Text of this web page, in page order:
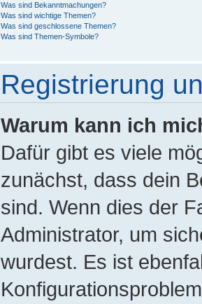
Was sind Bekanntmachungen?
Was sind wichtige Themen?
Was sind geschlossene Themen?
Was sind Themen-Symbole?
Registrierung
Warum kann ich
Dafür gibt es viele
zunächst, dass dein
sind. Wenn dies der
Administrator, um
wurdest. Es ist